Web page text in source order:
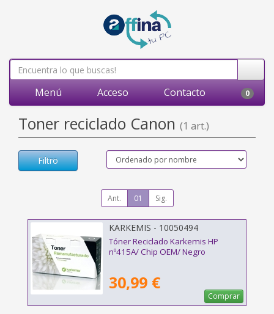
Menú Acceso Contacto 0
Toner reciclado Canon (1 art.)
Filtro
Ant. 01 Sig.
KARKEMIS - 10050494
Tóner Reciclado Karkemis HP
nº415A/ Chip OEM/ Negro
30,99 €
Comprar